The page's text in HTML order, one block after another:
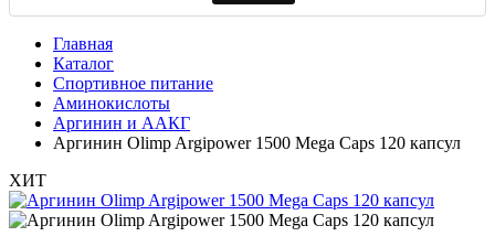
Главная
Каталог
Спортивное питание
Аминокислоты
Аргинин и ААКГ
Аргинин Olimp Argipower 1500 Mega Caps 120 капсул
ХИТ